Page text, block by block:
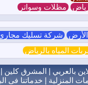
مظلات وسواتر
شركة تسليك
المياه بالرياض
بالعربي المشرق كلين
المنزلية خدماتنا فى